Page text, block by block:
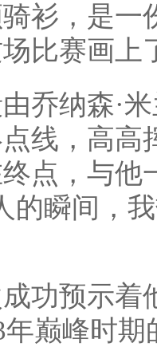
衫，是一
比赛画上
乔纳森·
线，高高
点，与他
的瞬间，
功预示着
年巅峰时